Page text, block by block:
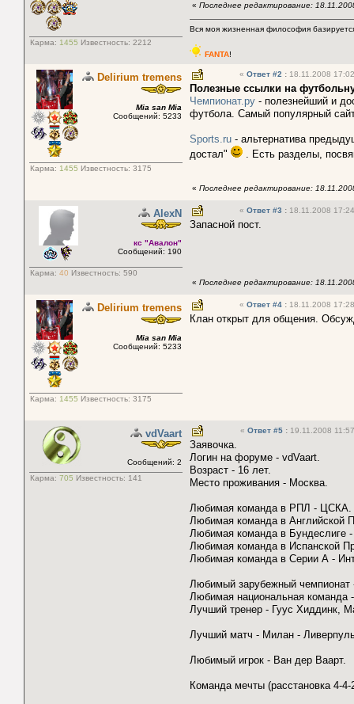
Карма: 1455 Известность: 2212
« Последнее редактирование:
Вся моя жизненная философия
FANTA!
Delirium tremens
Mia san Mia
Сообщений: 5233
Карма: 1455 Известность: 3175
« Ответ #2 : 18.11.2008
Полезные ссылки на
Чемпионат.ру - полезнейший и
футбола. Самый популярный
Sports.ru - альтернатива
достал"
. Есть разделы,
« Последнее редактирование:
AlexN
кс "Авалон"
Сообщений: 190
Карма: 40 Известность: 590
« Ответ #3 : 18.11.2008
Запасной пост.
« Последнее редактирование:
Delirium tremens
Mia san Mia
Сообщений: 5233
Карма: 1455 Известность: 3175
« Ответ #4 : 18.11.2008
Клан открыт для общения.
vdVaart
Сообщений: 2
Карма: 705 Известность: 141
« Ответ #5 : 19.11.2008
Заявочка.
Логин на форуме - vdVaart.
Возраст - 16 лет.
Место проживания - Москва.
Любимая команда в РПЛ - ЦСКА.
Любимая команда в Английской
Любимая команда в Бундеслиге -
Любимая команда в Испанской
Любимая команда в Серии А -
Любимый зарубежный чемпионат
Любимая национальная команда
Лучший тренер - Гуус Хиддинк,
Лучший матч - Милан -
Любимый игрок - Ван дер Ваарт.
Команда мечты (расстановка 4-4-